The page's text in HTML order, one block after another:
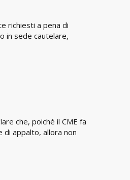
richiesti a pena di
in sede cautelare,
che, poiché il CME fa
di appalto, allora non